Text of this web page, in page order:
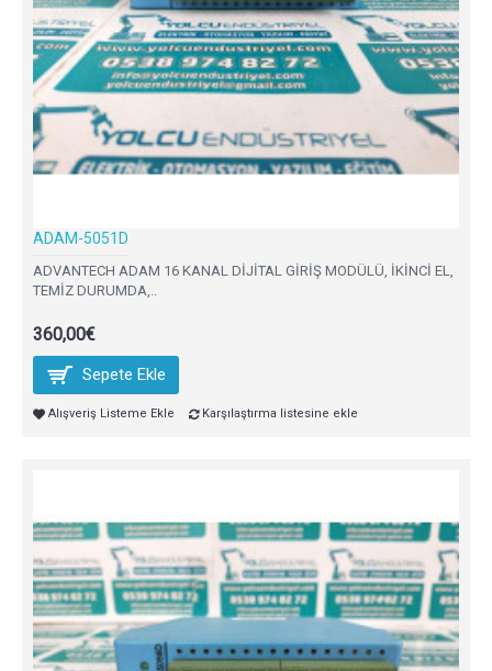
ADAM-5051D
ADVANTECH ADAM 16 KANAL DİJİTAL GİRİŞ MODÜLÜ, İKİNCİ EL,
TEMİZ DURUMDA,..
360,00€
Sepete Ekle
Alışveriş Listeme Ekle Karşılaştırma listesine ekle